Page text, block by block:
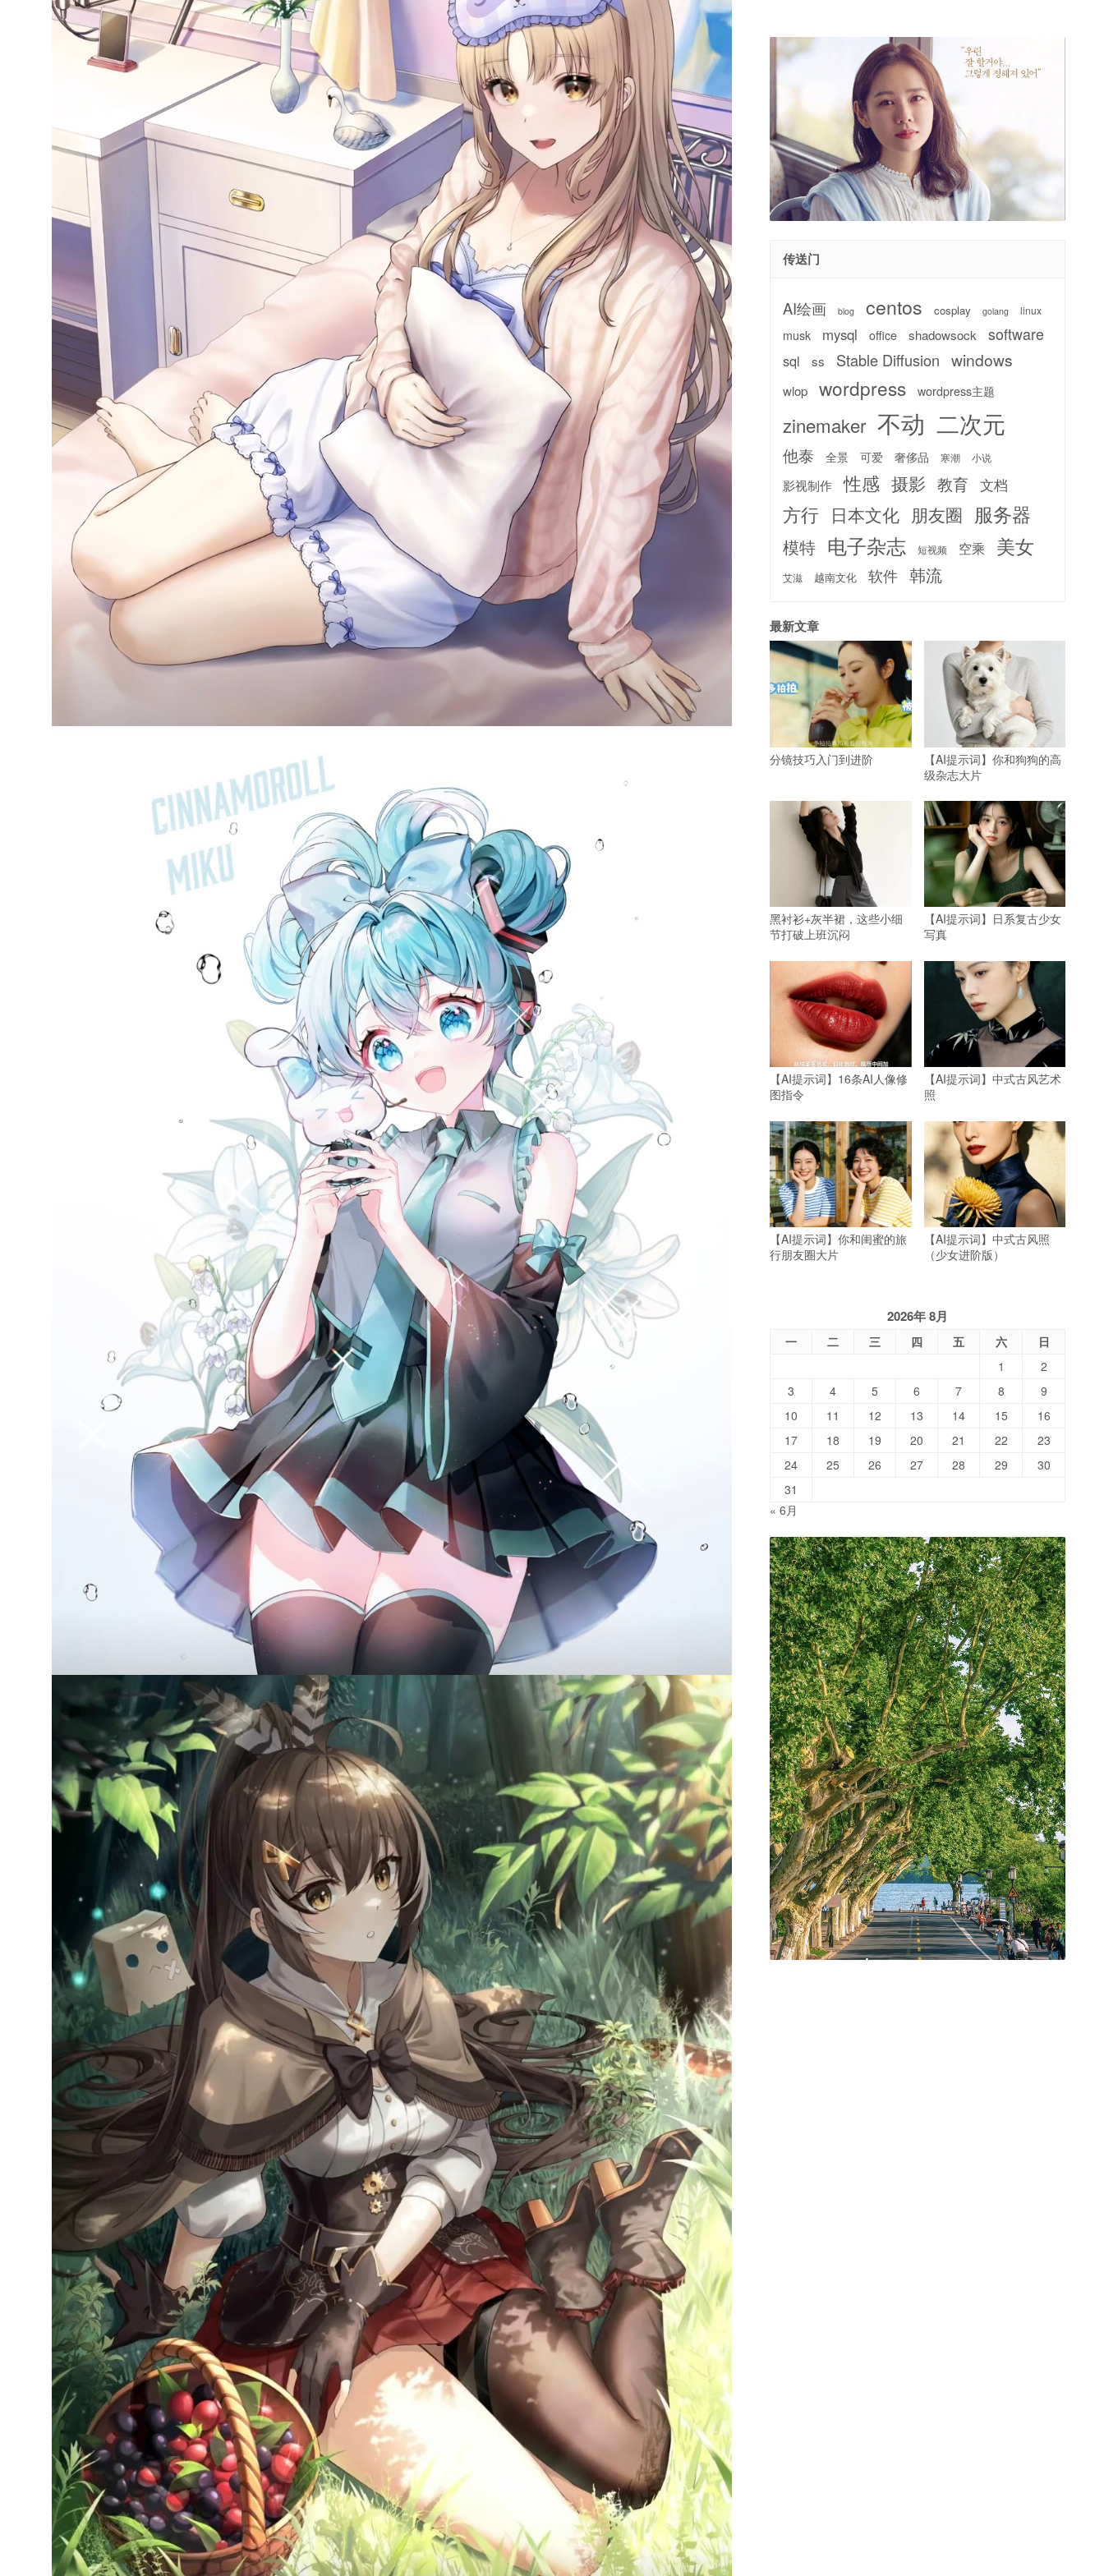
传送门
AI绘画 blog centos cosplay golang linux
musk mysql office shadowsock software
sql ss Stable Diffusion windows
wlop wordpress wordpress主题
zinemaker 不动 二次元
他泰 全景 可爱 奢侈品 寒潮 小说
影视制作 性感 摄影 教育 文档
方行 日本文化 朋友圈 服务器
模特 电子杂志 短视频 空乘 美女
艾滋 越南文化 软件 韩流
最新文章
分镜技巧入门到进阶
【AI提示词】你和狗狗的高
级杂志大片
黑衬衫+灰半裙，这些小细
节打破上班沉闷
【AI提示词】日系复古少女
写真
【AI提示词】16条AI人像修
图指令
【AI提示词】中式古风艺术
照
【AI提示词】你和闺蜜的旅
行朋友圈大片
【AI提示词】中式古风照
（少女进阶版）
2026年 8月
一 二 三 四 五 六
日
1
2
3
4 5 6 7 8
9
10
11 12 13 14 15
16
17
18 19 20 21 22
23
24
25 26 27 28 29
30
31
« 6月